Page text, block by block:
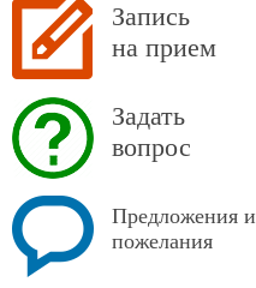
Запись
на прием
Задать
вопрос
Предложения и
пожелания